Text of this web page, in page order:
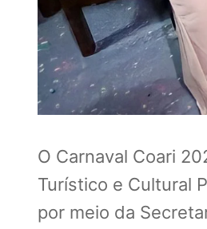
O Carnaval Coari
Turístico e Cultural
por meio da